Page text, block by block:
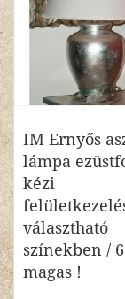
IM Ernyős
lámpa
kézi
választható
színekben /
magas !